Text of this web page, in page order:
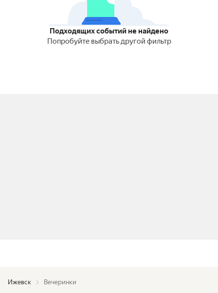
Подходящих событий не найдено
Попробуйте выбрать другой фильтр
Ижевск Вечеринки